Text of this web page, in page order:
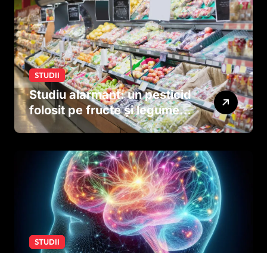
STUDII
Studiu alarmant: un pesticid
folosit pe fructe și legume
ar putea afecta dezvoltarea
dinainte de naștere
STUDII